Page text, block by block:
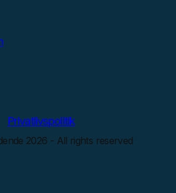
Privatlivspolitik
2026 - All rights reserved